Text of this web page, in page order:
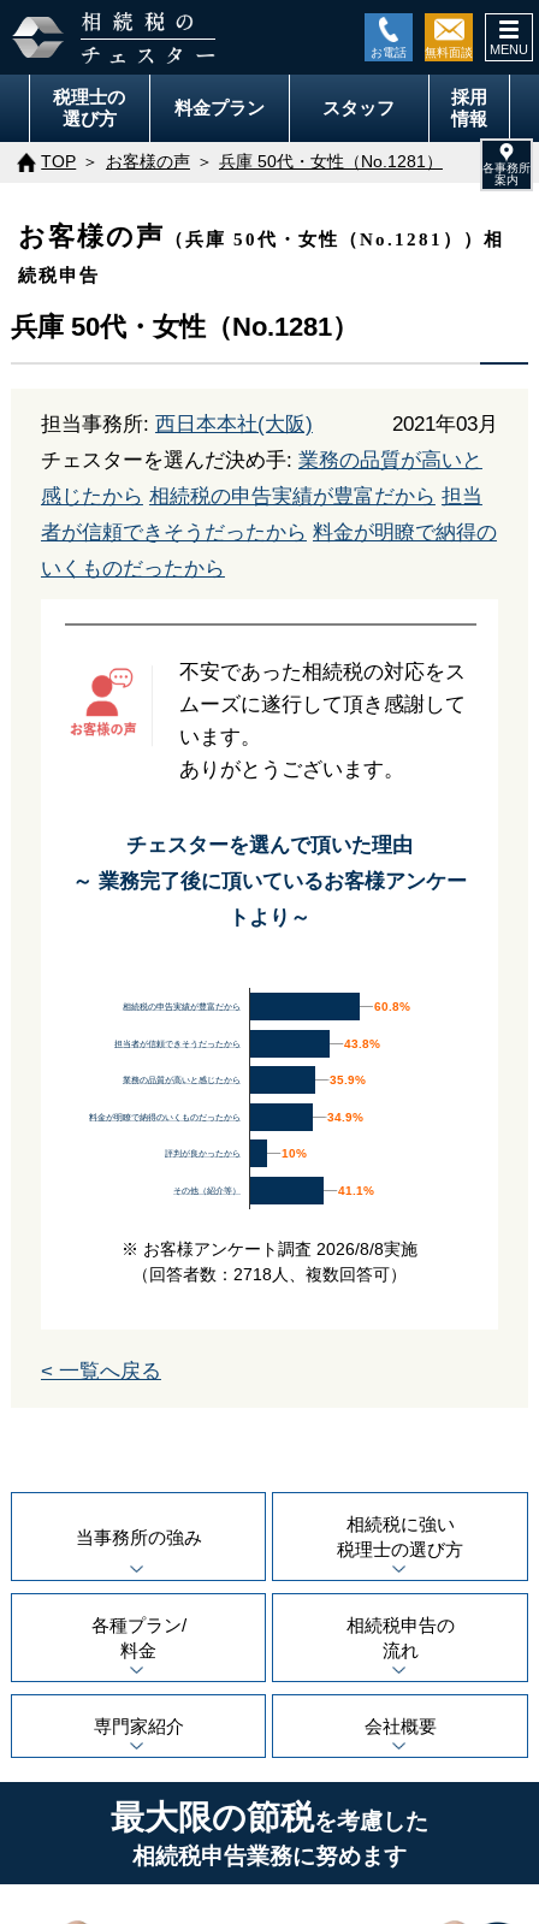
税理士の
選び方
料金プラン スタッフ
採用
情報
TOP お客様の声 兵庫 50代・女性（No.1281）
お客様の声
（兵庫 50代・女性（No.1281））相
続税申告
兵庫 50代・女性（No.1281）
担当事務所: 西日本本社(大阪)
2021年03月
チェスターを選んだ決め手: 業務の品質が高いと
感じたから 相続税の申告実績が豊富だから 担当
者が信頼できそうだったから 料金が明瞭で納得の
いくものだったから
不安であった相続税の対応をス
ムーズに遂行して頂き感謝して
います。
ありがとうございます。
チェスターを選んで頂いた理由
～ 業務完了後に頂いているお客様アンケー
トより～
相続税の申告実績が豊富だから
担当者が信頼できそうだったから
業務の品質が高いと感じたから
料金が明瞭で納得のいくものだったから
評判が良かったから
その他（紹介等）
60.8%
60.8%
43.8%
43.8%
35.9%
35.9%
34.9%
34.9%
10%
10%
41.1%
41.1%
※ お客様アンケート調査 2026/8/8実施
（回答者数：2718人、複数回答可）
< 一覧へ戻る
当事務所の強み
相続税に強い
税理士の選び方
各種プラン/
料金
相続税申告の
流れ
専門家紹介 会社概要
最大限の節税を考慮した
相続税申告業務に努めます